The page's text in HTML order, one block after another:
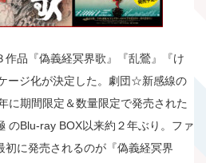
品『偽義経冥界歌』『乱鶯』『け
ージ化が決定した。劇団☆新感線の
に期間限定＆数量限定で発売された
のBlu-ray BOX以来約２年ぶり。ファ
初に発売されるのが『偽義経冥界